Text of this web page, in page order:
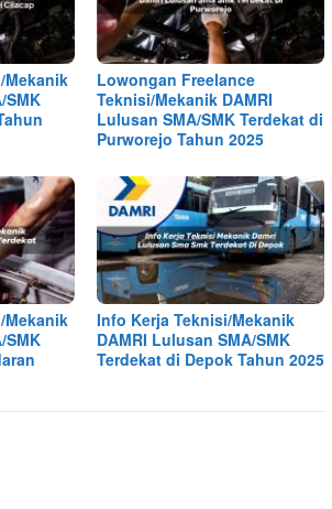
Mekanik
SMK
Lowongan Freelance
Teknisi/Mekanik DAMRI
Lulusan SMA/SMK Terdekat di
Purworejo Tahun 2025
Mekanik
SMK
Info Kerja Teknisi/Mekanik
DAMRI Lulusan SMA/SMK
Terdekat di Depok Tahun 2025